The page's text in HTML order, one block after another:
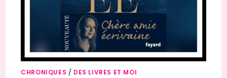
CHRONIQUES / DES LIVRES ET MOI